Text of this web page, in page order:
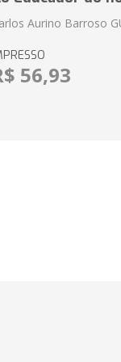
Aurino Barroso
56,93